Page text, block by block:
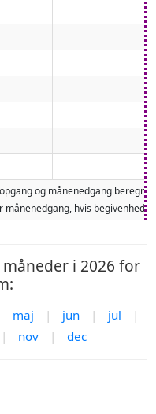
og månenedgang
hvis
i 2026 for
maj | jun | jul
|
| nov | dec